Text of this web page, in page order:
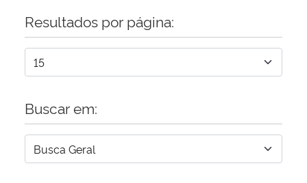
Resultados por página:
Buscar em: